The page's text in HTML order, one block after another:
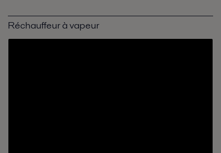
Réchauffeur à vapeur